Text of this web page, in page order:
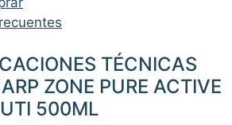
TÉCNICAS
ZONE PURE ACTIVE
500ML